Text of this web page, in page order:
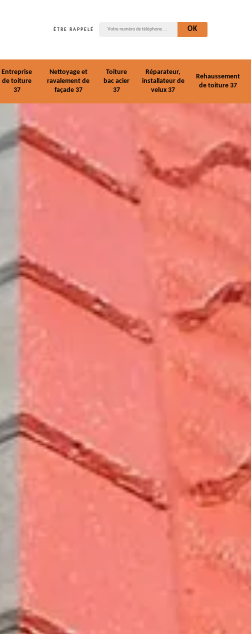
ÊTRE RAPPELÉ
Entreprise
de toiture
37
Nettoyage et
ravalement de
façade 37
Toiture
bac acier
37
Réparateur,
installateur de
velux 37
Rehaussement
de toiture 37